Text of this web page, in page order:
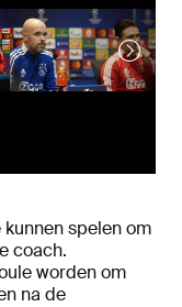
spelen om
coach.
worden om
na de